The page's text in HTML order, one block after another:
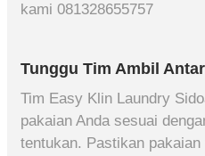
kami 081328655757
Tunggu Tim Ambil Antar
Tim Easy Klin Laundry
pakaian Anda sesuai
tentukan. Pastikan